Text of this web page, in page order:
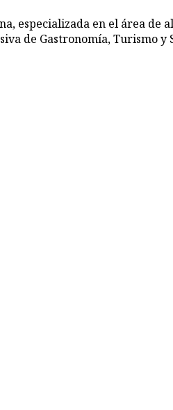
especializada en el área de
de Gastronomía, Turismo y